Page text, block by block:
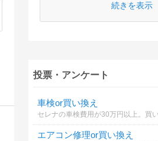
続きを表示
投票・アンケート
車検or買い換え
エアコン修理or買い換え